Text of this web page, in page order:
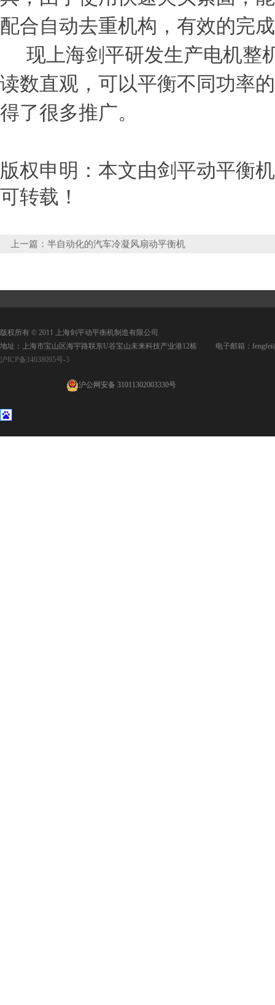
配合自动去重机构，有效的完
现上海剑平研发生产电机整
读数直观，可以平衡不同功率
得了很多推广。
版权申明：本文由剑平动平衡
可转载！
上一篇： 半自动化的汽车冷凝风扇动平衡机
版权所有 © 2011 上海剑平动平衡机制造有限公司
地址：上海市宝山区海宇路联东U谷宝山未来科技产业港12栋 电子邮箱：
沪ICP备14038095号-3
沪公网安备 31011302003330号